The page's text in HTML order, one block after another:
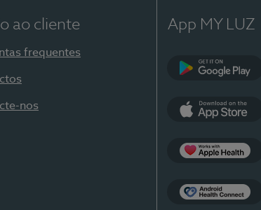
ao cliente
frequentes
nos
App MY LUZ